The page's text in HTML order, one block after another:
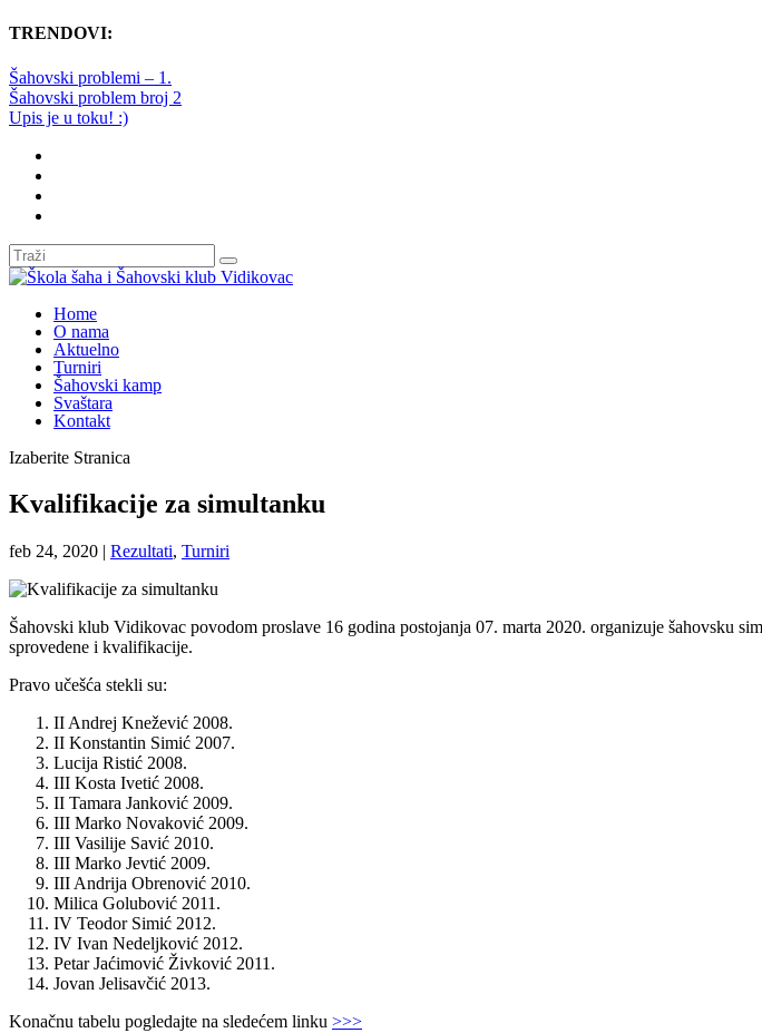
TRENDOVI:
Šahovski problemi – 1.
Šahovski problem broj 2
Upis je u toku! :)
Home
O nama
Aktuelno
Turniri
Šahovski kamp
Svaštara
Kontakt
Izaberite Stranica
Kvalifikacije za simultanku
feb 24, 2020 | Rezultati, Turniri
Šahovski klub Vidikovac povodom proslave 16 godina postojanja 07. marta 2020. organizuje šahovsku
sprovedene i kvalifikacije.
Pravo učešća stekli su:
II Andrej Knežević 2008.
II Konstantin Simić 2007.
Lucija Ristić 2008.
III Kosta Ivetić 2008.
II Tamara Janković 2009.
III Marko Novaković 2009.
III Vasilije Savić 2010.
III Marko Jevtić 2009.
III Andrija Obrenović 2010.
Milica Golubović 2011.
IV Teodor Simić 2012.
IV Ivan Nedeljković 2012.
Petar Jaćimović Živković 2011.
Jovan Jelisavčić 2013.
Konačnu tabelu pogledajte na sledećem linku >>>